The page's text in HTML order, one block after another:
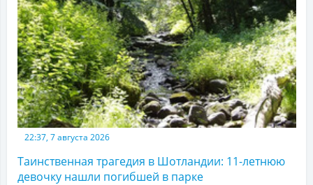
22:37, 7 августа 2026
Таинственная трагедия в Шотландии: 11-летнюю
девочку нашли погибшей в парке